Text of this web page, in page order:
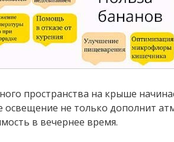
пространства на крыше
не только дополнит
в вечернее время.